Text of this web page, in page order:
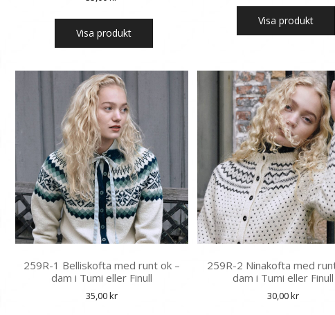
Visa produkt
Visa produkt
259R-1 Belliskofta med runt ok –
dam i Tumi eller Finull
35,00kr
259R-2 Ninakofta med
dam i Tumi eller Finull
30,00kr